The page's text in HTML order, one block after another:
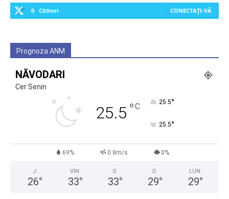
0 Cititori CONECTAȚI-VĂ
Prognoza ANM
NĂVODARI
Cer Senin
25.5 °C 25.5°
25.5°
69% 0.8m/s 0%
J
26°
VIN
33°
S
33°
D
29°
LUN
29°